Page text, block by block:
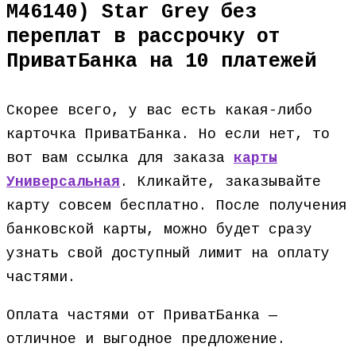
M46140) Star Grey без
переплат в рассрочку от
ПриватБанка на 10 платежей
Скорее всего, у вас есть какая-либо
карточка ПриватБанка. Но если нет, то
вот вам ссылка для заказа карты
Универсальная . Кликайте, заказывайте
карту совсем бесплатно. После получения
банковской карты, можно будет сразу
узнать свой доступный лимит на оплату
частями.
Оплата частями от ПриватБанка —
отличное и выгодное предложение.